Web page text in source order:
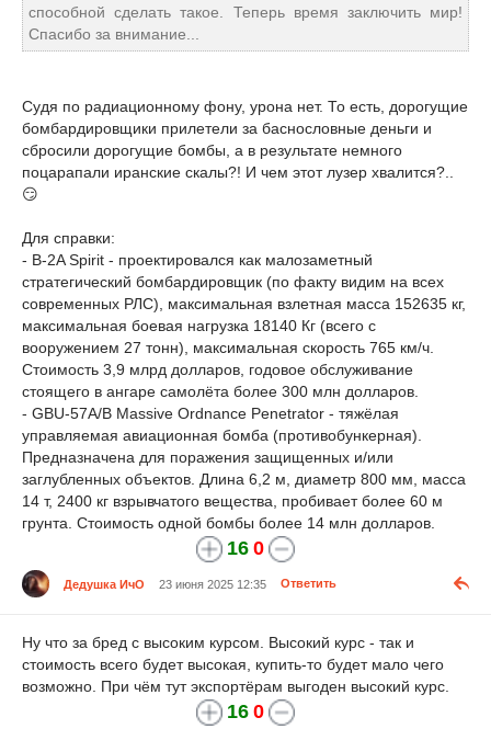
способной сделать такое. Теперь время заключить мир!
Спасибо за внимание...
Судя по радиационному фону, урона нет. То есть, дорогущие
бомбардировщики прилетели за баснословные деньги и
сбросили дорогущие бомбы, а в результате немного
поцарапали иранские скалы?! И чем этот лузер хвалится?..
😏
Для справки:
- B-2A Spirit - проектировался как малозаметный
стратегический бомбардировщик (по факту видим на всех
современных РЛС), максимальная взлетная масса 152635 кг,
максимальная боевая нагрузка 18140 Кг (всего с
вооружением 27 тонн), максимальная скорость 765 км/ч.
Стоимость 3,9 млрд долларов, годовое обслуживание
стоящего в ангаре самолёта более 300 млн долларов.
- GBU-57A/B Massive Ordnance Penetrator - тяжёлая
управляемая авиационная бомба (противобункерная).
Предназначена для поражения защищенных и/или
заглубленных объектов. Длина 6,2 м, диаметр 800 мм, масса
14 т, 2400 кг взрывчатого вещества, пробивает более 60 м
грунта. Стоимость одной бомбы более 14 млн долларов.
16 0
Дедушка ИчО 23 июня 2025 12:35 Ответить
Ну что за бред с высоким курсом. Высокий курс - так и
стоимость всего будет высокая, купить-то будет мало чего
возможно. При чём тут экспортёрам выгоден высокий курс.
16 0